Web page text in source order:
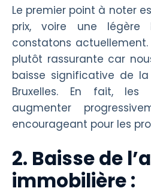
Le premier point à noter
prix, voire une légère
constatons
plutôt rassurante car
baisse significative de
Bruxelles. En fait,
augmenter
encourageant pour les
2. Baisse de
immobilière :